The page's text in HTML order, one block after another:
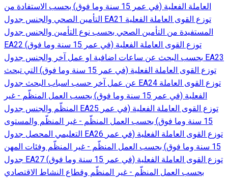
العاملة الفعلية (في عمر 15 سنة وما فوق) بحسب الاستفادة من
التأمين الصحي والجنس جدول EA21 توزع القوى العاملة الفعلية
المستفيدة من التأمين الصحي بحسب نوع التأمين والجنس جدول
EA22 توزع القوى العاملة الفعلية (في عمر 15 سنة وما فوق)
بحسب البحث عن ساعات اضافية او عمل آخر والجنس جدول EA23
توزع القوى العاملة الفعلية (في عمر 15 سنة وما فوق) التي تبحث
عن عمل آخر حسب اسباب البحث جدول EA24 توزع القوى العاملة
الفعلية (في عمر 15 سنة وما فوق) بحسب العمل المنظّم - غير
المنظّم والجنس جدول EA25 توزع القوى العاملة الفعلية (في عمر
15 سنة وما فوق) بحسب العمل المنظّم - غير المنظّم والمستوى
التعليمي المحصل جدول EA26 توزع القوى العاملة الفعلية (في عمر
15 سنة وما فوق) بحسب العمل المنظّم - غير المنظّم وفئات المهن
جدول EA27 توزع القوى العاملة الفعلية (في عمر 15 سنة وما فوق)
بحسب العمل المنظّم - غير المنظّم وقطاع النشاط الاقتصادي